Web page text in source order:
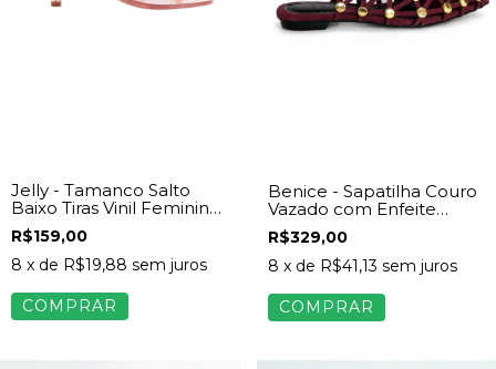
Jelly - Tamanco Salto
Baixo Tiras Vinil Feminina
Caramelo
R$159,00
8 x de R$19,88 sem juros
COMPRAR
Benice - Sapatilha Couro
Vazado com Enfeite
Dourado Feminino Vinho
R$329,00
8 x de R$41,13 sem juros
COMPRAR